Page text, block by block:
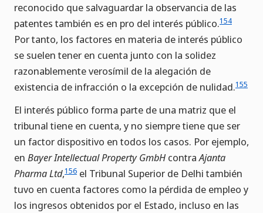
reconocido que salvaguardar la observancia de las
patentes también es en pro del interés público.154
Por tanto, los factores en materia de interés público
se suelen tener en cuenta junto con la solidez
razonablemente verosímil de la alegación de
existencia de infracción o la excepción de nulidad.155
El interés público forma parte de una matriz que el
tribunal tiene en cuenta, y no siempre tiene que ser
un factor dispositivo en todos los casos. Por ejemplo,
en BayerIntellectual Property GmbH contraAjanta
Pharma Ltd,156 el Tribunal Superior de Delhi también
tuvo en cuenta factores como la pérdida de empleo y
los ingresos obtenidos por el Estado, incluso en las